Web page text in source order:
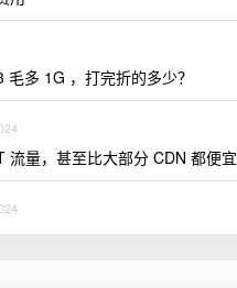
多 1G ，打完折的多少？
流量，甚至比大部分 CDN 都便宜